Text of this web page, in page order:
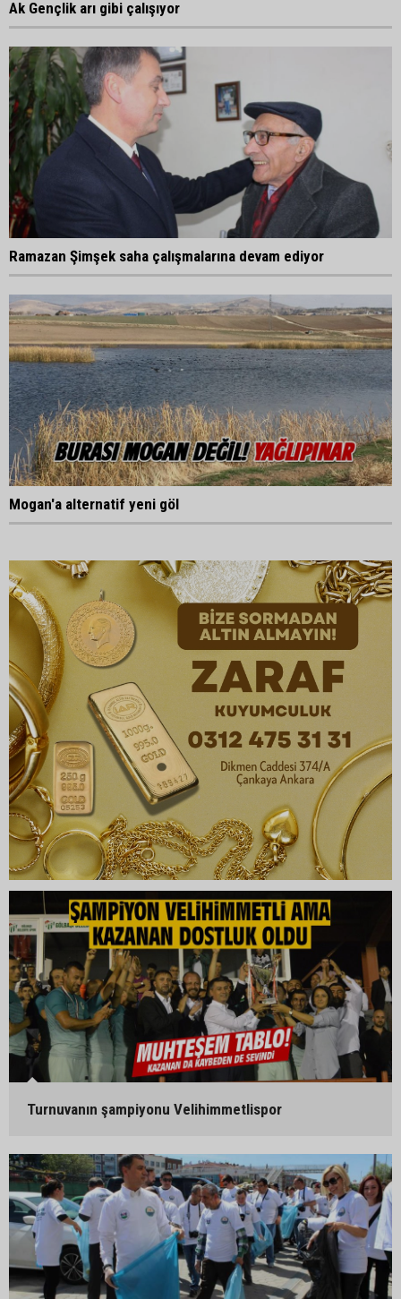
Ak Gençlik arı gibi çalışıyor
Ramazan Şimşek saha çalışmalarına devam ediyor
Mogan'a alternatif yeni göl
Turnuvanın şampiyonu Velihimmetlispor